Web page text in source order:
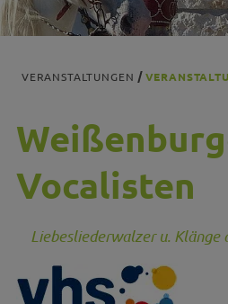
VERANSTALTUNGEN
Vocalisten
Liebesliederwalzer u. Klänge